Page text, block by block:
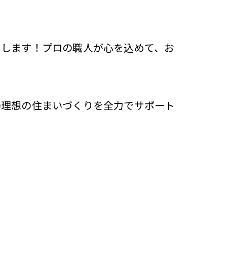
ます！プロの職人が心を込めて、お
想の住まいづくりを全力でサポート